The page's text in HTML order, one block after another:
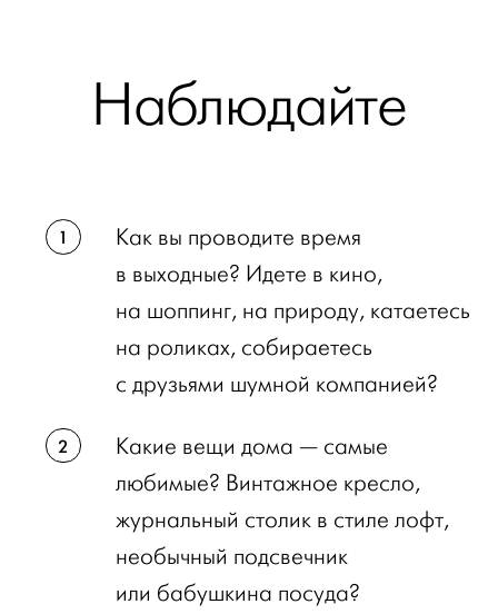
Наблюдайте
Как вы проводите время
в выходные? Идете в кино,
на шоппинг, на природу, катаетесь
на роликах, собираетесь
с друзьями шумной компанией?
Какие вещи дома — самые
любимые? Винтажное кресло,
журнальный столик в стиле лофт,
необычный подсвечник
или бабушкина посуда?